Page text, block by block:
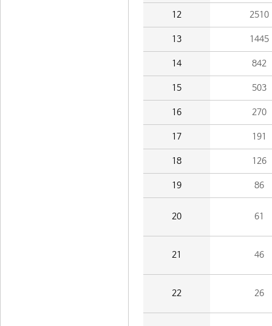
12 2510
13 1445
14 842
15 503
16 270
17 191
18 126
19 86
20 61
21 46
22 26